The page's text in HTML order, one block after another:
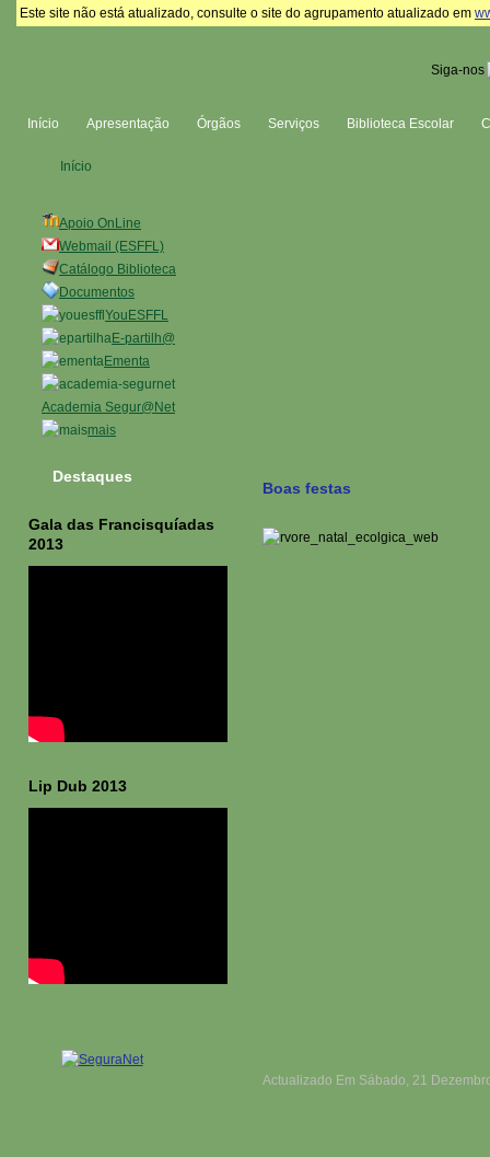
Este site não está atualizado, consulte o site do agrupamento atualizado em
Siga-nos
Início Apresentação Órgãos Serviços Biblioteca Escolar
Apoio OnLine
Webmail (ESFFL)
Catálogo Biblioteca
Documentos
YouESFFL
E-partilh@
Ementa
Academia Segur@Net
mais
Início
Boas festas
Actualizado Em Sábado, 21
Destaques
Gala das Francisquíadas
2013
Lip Dub 2013